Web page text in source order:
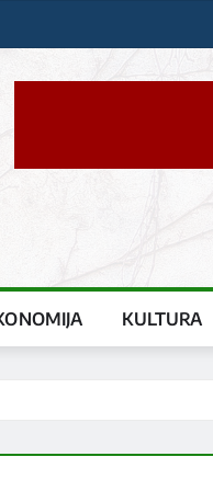
KULTURA